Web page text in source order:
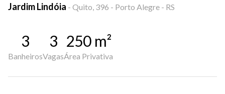
Jardim Lindóia - Quito, 396 - Porto Alegre - RS
3
Banheiros
3
Vagas
250 m²
Área Privativa